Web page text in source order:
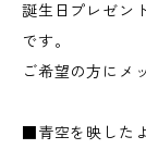
誕生日プレゼン
です。
ご希望の方にメ
■青空を映した